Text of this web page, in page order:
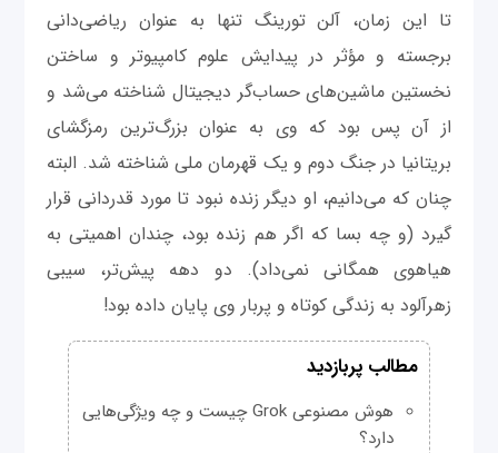
تا این زمان، آلن تورینگ تنها به عنوان ریاضی‌دانی
برجسته و مؤثر در پیدایش علوم کامپیوتر و ساختن
نخستین ماشین‌های حساب‌گر دیجیتال شناخته می‌شد و
از آن پس بود که وی به عنوان بزرگ‌ترین رمزگشای
بریتانیا در جنگ دوم و یک قهرمان ملی شناخته شد. البته
چنان که می‌دانیم، او دیگر زنده نبود تا مورد قدردانی قرار
گیرد (و چه بسا که اگر هم زنده بود، چندان اهمیتی به
هیاهوی همگانی نمی‌داد). دو دهه پیش‌تر، سیبی
زهرآلود به زندگی کوتاه و پربار وی پایان داده‌ بود!
مطالب پربازدید
هوش مصنوعی Grok چیست و چه ویژگی‌هایی
دارد؟